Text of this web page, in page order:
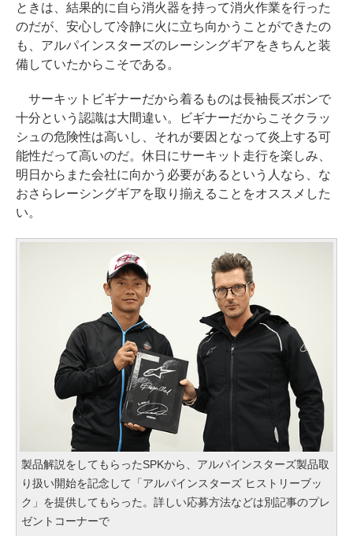
ときは、結果的に自ら消火器を持って消火作業を行った
のだが、安心して冷静に火に立ち向かうことができたの
も、アルパインスターズのレーシングギアをきちんと装
備していたからこそである。
サーキットビギナーだから着るものは長袖長ズボンで
十分という認識は大間違い。ビギナーだからこそクラッ
シュの危険性は高いし、それが要因となって炎上する可
能性だって高いのだ。休日にサーキット走行を楽しみ、
明日からまた会社に向かう必要があるという人なら、な
おさらレーシングギアを取り揃えることをオススメした
い。
製品解説をしてもらったSPKから、アルパインスターズ製品取
り扱い開始を記念して「アルパインスターズ ヒストリーブッ
ク」を提供してもらった。詳しい応募方法などは別記事のプレ
ゼントコーナーで